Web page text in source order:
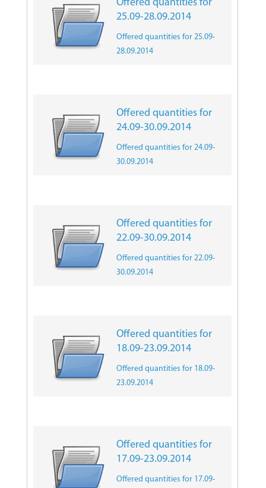
Offered quantities for
25.09-28.09.2014
Offered quantities for 25.09-
28.09.2014
Offered quantities for
24.09-30.09.2014
Offered quantities for 24.09-
30.09.2014
Offered quantities for
22.09-30.09.2014
Offered quantities for 22.09-
30.09.2014
Offered quantities for
18.09-23.09.2014
Offered quantities for 18.09-
23.09.2014
Offered quantities for
17.09-23.09.2014
Offered quantities for 17.09-